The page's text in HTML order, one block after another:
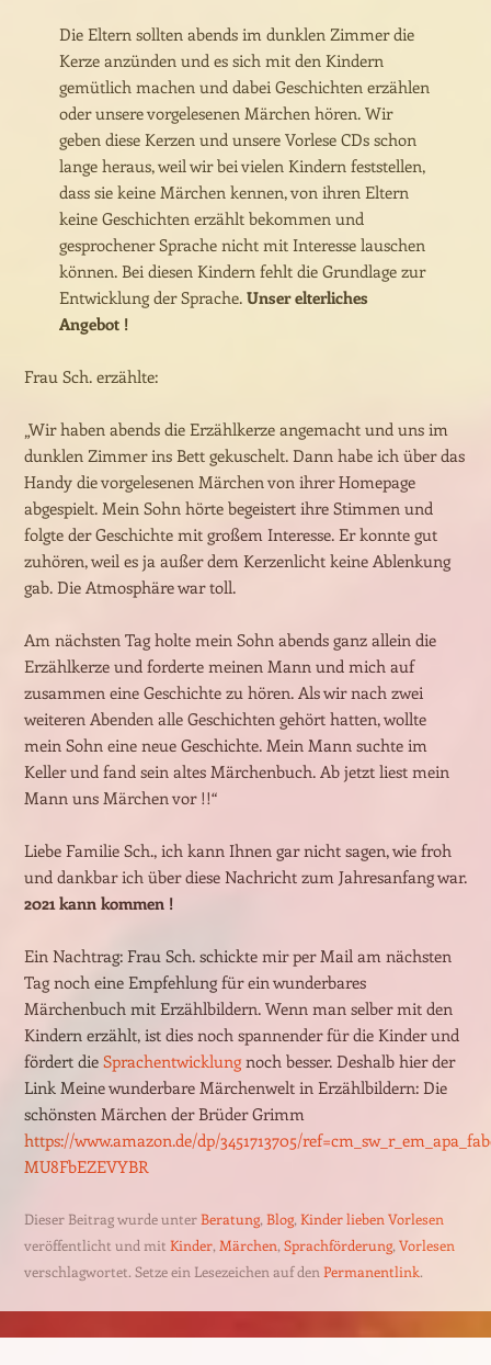
Die Eltern sollten abends im dunklen Zimmer die
Kerze anzünden und es sich mit den Kindern
gemütlich machen und dabei Geschichten erzählen
oder unsere vorgelesenen Märchen hören. Wir
geben diese Kerzen und unsere Vorlese CDs schon
lange heraus, weil wir bei vielen Kindern feststellen,
dass sie keine Märchen kennen, von ihren Eltern
keine Geschichten erzählt bekommen und
gesprochener Sprache nicht mit Interesse lauschen
können. Bei diesen Kindern fehlt die Grundlage zur
Entwicklung der Sprache.Unser elterliches
Angebot !
Frau Sch. erzählte:
„Wir haben abends die Erzählkerze angemacht und uns im
dunklen Zimmer ins Bett gekuschelt. Dann habe ich über das
Handy die vorgelesenen Märchen von ihrer Homepage
abgespielt. Mein Sohn hörte begeistert ihre Stimmen und
folgte der Geschichte mit großem Interesse. Er konnte gut
zuhören, weil es ja außer dem Kerzenlicht keine Ablenkung
gab. Die Atmosphäre war toll.
Am nächsten Tag holte mein Sohn abends ganz allein die
Erzählkerze und forderte meinen Mann und mich auf
zusammen eine Geschichte zu hören. Als wir nach zwei
weiteren Abenden alle Geschichten gehört hatten, wollte
mein Sohn eine neue Geschichte. Mein Mann suchte im
Keller und fand sein altes Märchenbuch. Ab jetzt liest mein
Mann uns Märchen vor !!“
Liebe Familie Sch., ich kann Ihnen gar nicht sagen, wie froh
und dankbar ich über diese Nachricht zum Jahresanfang war.
2021 kann kommen !
Ein Nachtrag: Frau Sch. schickte mir per Mail am nächsten
Tag noch eine Empfehlung für ein wunderbares
Märchenbuch mit Erzählbildern. Wenn man selber mit den
Kindern erzählt, ist dies noch spannender für die Kinder und
fördert die Sprachentwicklungnoch besser. Deshalb hier der
Link Meine wunderbare Märchenwelt in Erzählbildern: Die
schönsten Märchen der Brüder Grimm
https://www.amazon.de/dp/3451713705/
MU8FbEZEVYBR
Dieser Beitrag wurde unter Beratung, Blog, Kinder lieben Vorlesen
veröffentlicht und mit Kinder, Märchen, Sprachförderung, Vorlesen
verschlagwortet. Setze ein Lesezeichen auf den Permanentlink.